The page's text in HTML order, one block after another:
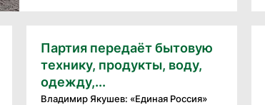
Партия передаёт бытовую
технику, продукты, воду,
одежду,...
Владимир Якушев: «Единая Россия»